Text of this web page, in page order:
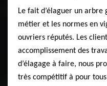
Le fait d’élaguer un
métier et les normes en
ouvriers réputés. Les
accomplissement des
d’élagage à faire, nous
très compétitif à pour